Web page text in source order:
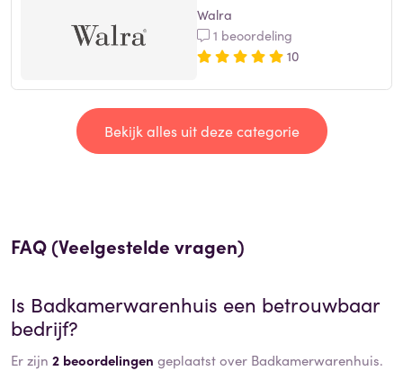
Walra
1 beoordeling
10
Bekijk alles uit deze categorie
FAQ (Veelgestelde vragen)
Is Badkamerwarenhuis een betrouwbaar
bedrijf?
Er zijn 2 beoordelingen geplaatst over Badkamerwarenhuis.